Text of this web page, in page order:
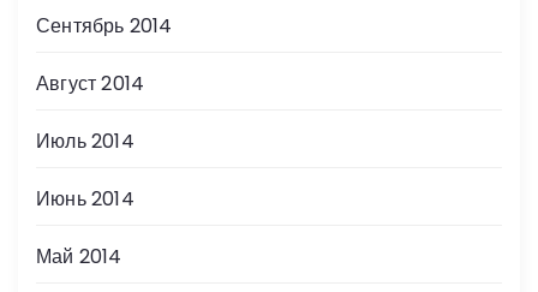
Сентябрь 2014
Август 2014
Июль 2014
Июнь 2014
Май 2014